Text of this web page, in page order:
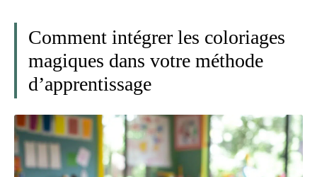
Comment intégrer les coloriages
magiques dans votre méthode
d’apprentissage